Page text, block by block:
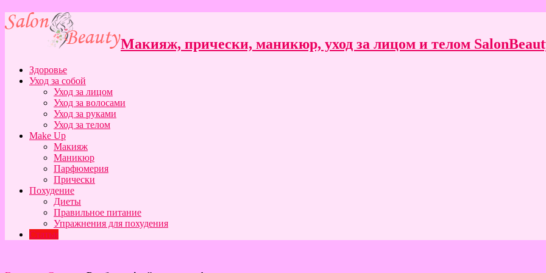
Макияж, прически, маникюр, уход за лицом и телом
Здоровье
Уход за собой
Уход за лицом
Уход за волосами
Уход за руками
Уход за телом
Make Up
Макияж
Маникюр
Парфюмерия
Прически
Похудение
Диеты
Правильное питание
Упражнения для похудения
Статьи